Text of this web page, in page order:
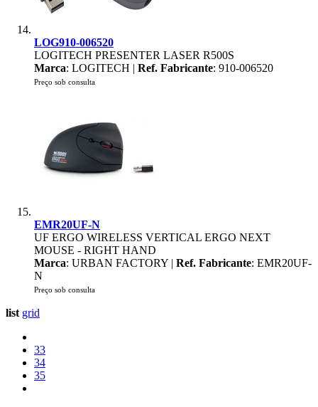
LOG910-006520
LOGITECH PRESENTER LASER R500S
Marca: LOGITECH | Ref. Fabricante: 910-006520
Preço sob consulta
EMR20UF-N
UF ERGO WIRELESS VERTICAL ERGO NEXT
MOUSE - RIGHT HAND
Marca: URBAN FACTORY | Ref. Fabricante: EMR20UF-
N
Preço sob consulta
list grid
33
34
35